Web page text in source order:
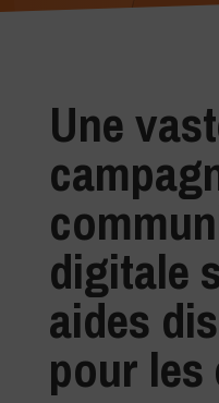
Une
digitale
aides
pour